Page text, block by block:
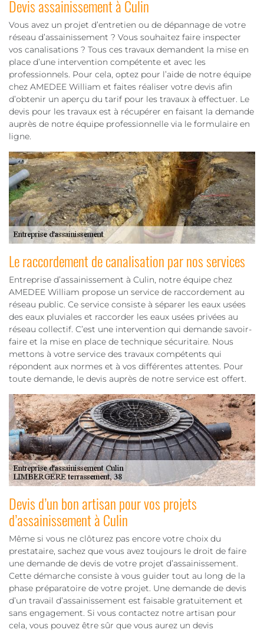
Devis assainissement à Culin
Vous avez un projet d’entretien ou de dépannage de votre
réseau d’assainissement ? Vous souhaitez faire inspecter
vos canalisations ? Tous ces travaux demandent la mise en
place d’une intervention compétente et avec les
professionnels. Pour cela, optez pour l’aide de notre équipe
chez AMEDEE William et faites réaliser votre devis afin
d’obtenir un aperçu du tarif pour les travaux à effectuer. Le
devis pour les travaux est à récupérer en faisant la demande
auprès de notre équipe professionnelle via le formulaire en
ligne.
Le raccordement de canalisation par nos services
Entreprise d’assainissement à Culin, notre équipe chez
AMEDEE William propose un service de raccordement au
réseau public. Ce service consiste à séparer les eaux usées
des eaux pluviales et raccorder les eaux usées privées au
réseau collectif. C’est une intervention qui demande savoir-
faire et la mise en place de technique sécuritaire. Nous
mettons à votre service des travaux compétents qui
répondent aux normes et à vos différentes attentes. Pour
toute demande, le devis auprès de notre service est offert.
Devis d’un bon artisan pour vos projets
d’assainissement à Culin
Même si vous ne clôturez pas encore votre choix du
prestataire, sachez que vous avez toujours le droit de faire
une demande de devis de votre projet d’assainissement.
Cette démarche consiste à vous guider tout au long de la
phase préparatoire de votre projet. Une demande de devis
d’un travail d’assainissement est faisable gratuitement et
sans engagement. Si vous contactez notre artisan pour
cela, vous pouvez être sûr que vous aurez un devis